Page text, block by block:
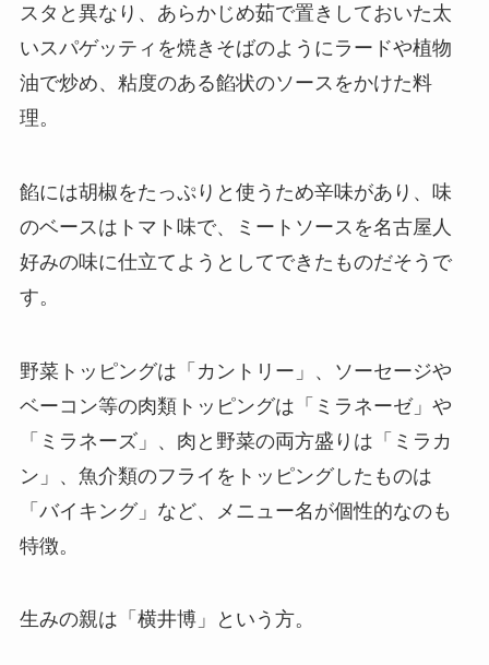
スタと異なり、あらかじめ茹で置きしておいた太
いスパゲッティを焼きそばのようにラードや植物
油で炒め、粘度のある餡状のソースをかけた料
理。
餡には胡椒をたっぷりと使うため辛味があり、味
のベースはトマト味で、ミートソースを名古屋人
好みの味に仕立てようとしてできたものだそうで
す。
野菜トッピングは「カントリー」、ソーセージや
ベーコン等の肉類トッピングは「ミラネーゼ」や
「ミラネーズ」、肉と野菜の両方盛りは「ミラカ
ン」、魚介類のフライをトッピングしたものは
「バイキング」など、メニュー名が個性的なのも
特徴。
生みの親は「横井博」という方。